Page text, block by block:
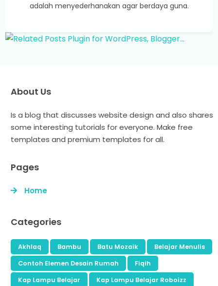
adalah menyederhanakan agar berdaya guna.
About Us
Is a blog that discusses website design and also shares
some interesting tutorials for everyone. Make free
templates and premium templates for all.
Pages
Home
Categories
Akhlaq Bambu Batu Mozaik
Belajar Menulis
Contoh Elemen Desain Rumah
Fiqih
Kap Lampu Belajar
Kap Lampu Belajar Roboizz